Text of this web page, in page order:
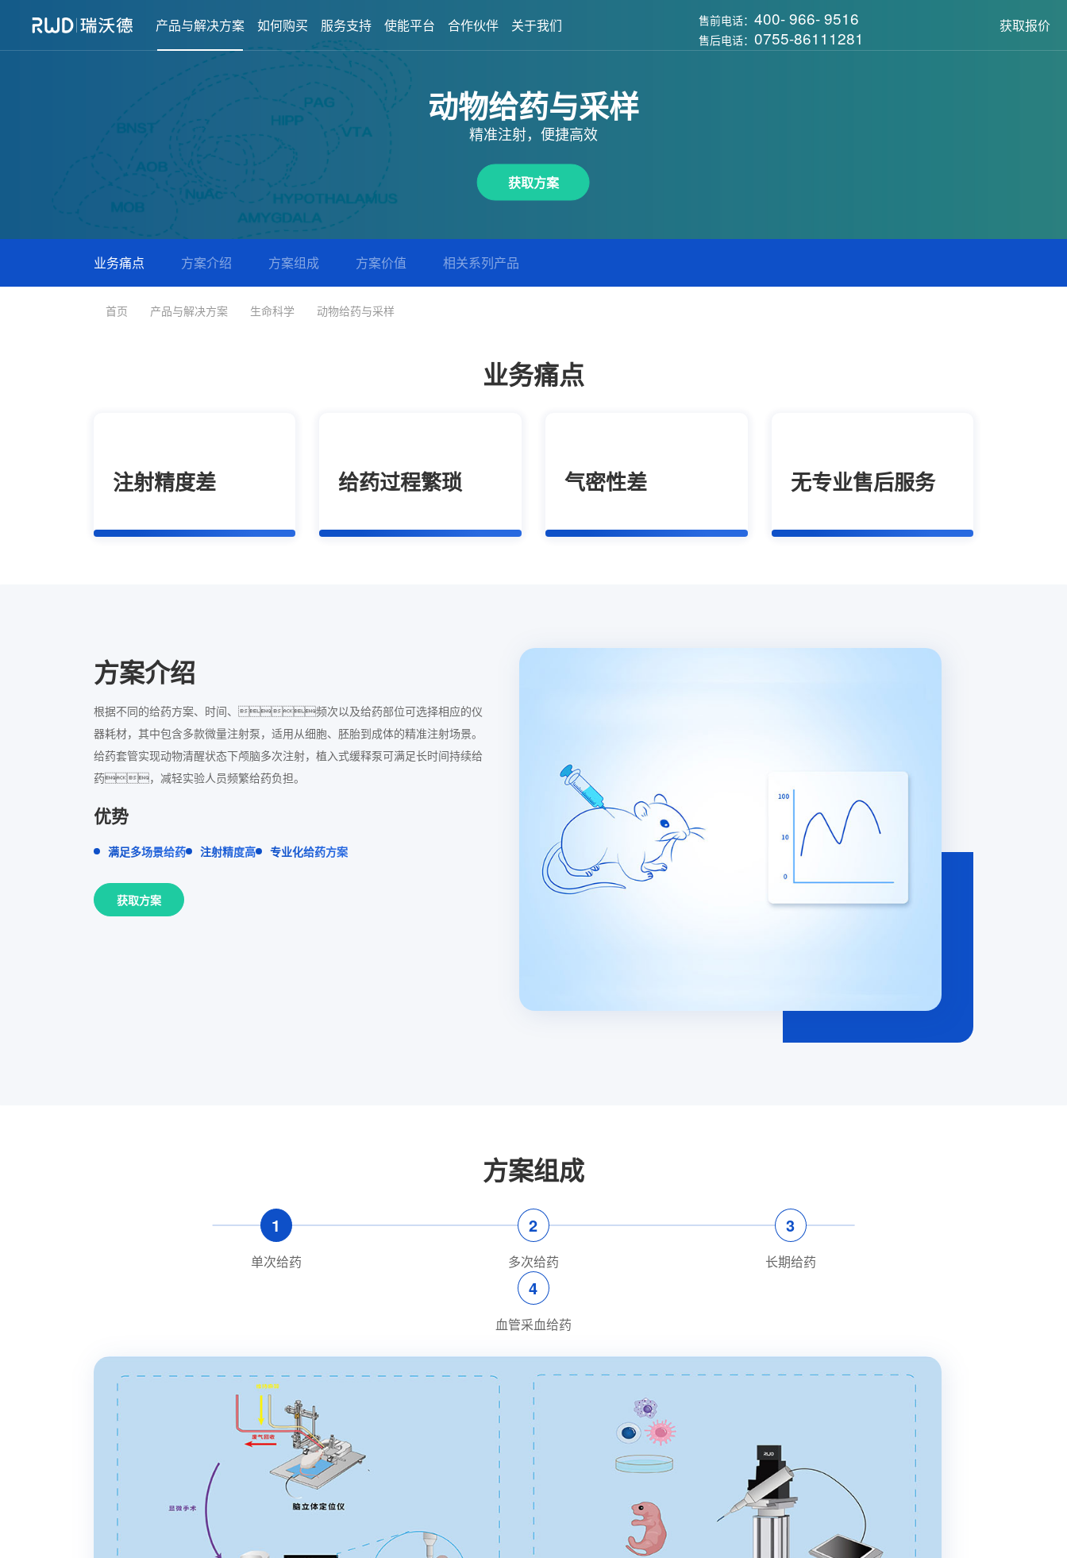
产品与解决方案 如何购买 服务支持 使能平台 合作伙伴 关于我们 售前电话： 400- 966- 9516
售后电话： 0755-86111281
获取报价
动物给药与采样
精准注射，便捷高效
获取方案
业务痛点 方案介绍 方案组成 方案价值 相关系列产品
首页 产品与解决方案 生命科学 动物给药与采样
业务痛点
注射精度差 给药过程繁琐 气密性差 无专业售后服务
方案介绍
根据不同的给药方案、时间、频次以及给药部位可选择相应的仪
器耗材，其中包含多款微量注射泵，适用从细胞、胚胎到成体的精准注射场景。
给药套管实现动物清醒状态下颅脑多次注射，植入式缓释泵可满足长时间持续给
药，减轻实验人员频繁给药负担。
优势
满足多场景给药 注射精度高 专业化给药方案
获取方案
方案组成
1
单次给药
2
多次给药
3
长期给药
4
血管采血给药